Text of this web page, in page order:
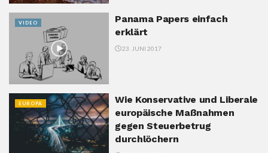
VIDEO
Panama Papers einfach
erklärt
23. JUNI 2017
EUROPA
Wie Konservative und Liberale
europäische Maßnahmen
gegen Steuerbetrug
durchlöchern